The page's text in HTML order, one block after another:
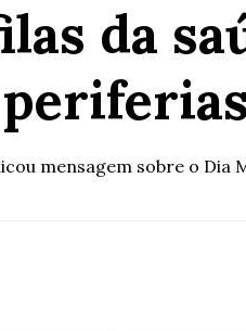
da
periferias
mensagem sobre o Dia